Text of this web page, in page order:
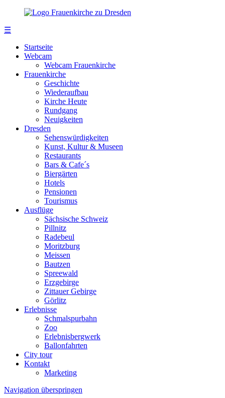
☰
Startseite
Webcam
Webcam Frauenkirche
Frauenkirche
Geschichte
Wiederaufbau
Kirche Heute
Rundgang
Neuigkeiten
Dresden
Sehenswürdigkeiten
Kunst, Kultur & Museen
Restaurants
Bars & Cafe´s
Biergärten
Hotels
Pensionen
Tourismus
Ausflüge
Sächsische Schweiz
Pillnitz
Radebeul
Moritzburg
Meissen
Bautzen
Spreewald
Erzgebirge
Zittauer Gebirge
Görlitz
Erlebnisse
Schmalspurbahn
Zoo
Erlebnisbergwerk
Ballonfahrten
City tour
Kontakt
Marketing
Navigation überspringen